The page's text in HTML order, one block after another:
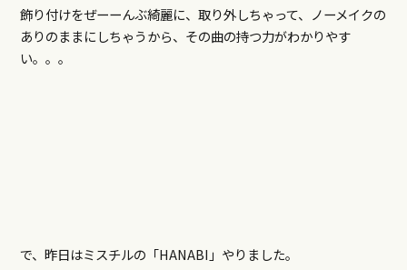
飾り付けをぜーーんぶ綺麗に、取り外しちゃって、ノーメイクの
ありのままにしちゃうから、その曲の持つ力がわかりやす
い。。。
で、昨日はミスチルの「HANABI」やりました。